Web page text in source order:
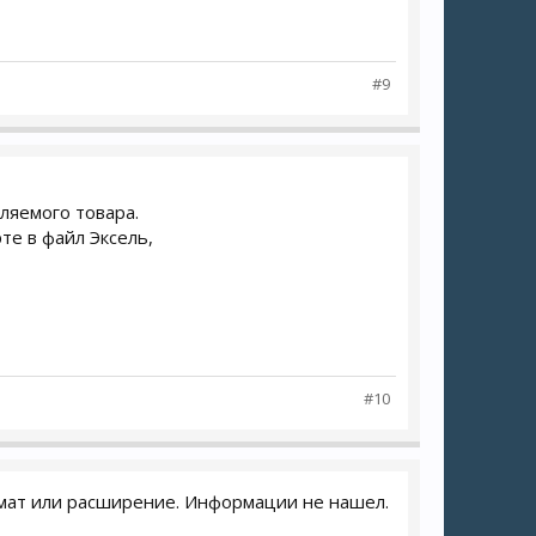
#9
товара.
в файл Эксель,
#10
или расширение. Информации не нашел.